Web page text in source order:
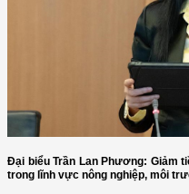
Đại biểu Trần Lan Phương: Giảm
trong lĩnh vực nông nghiệp, môi